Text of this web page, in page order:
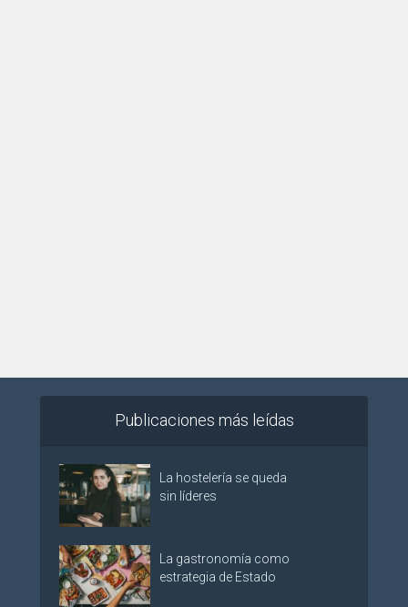
Publicaciones más leídas
La hostelería se queda
sin líderes
La gastronomía como
estrategia de Estado